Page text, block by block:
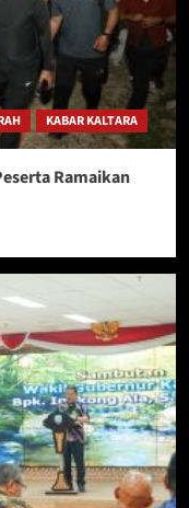
KABAR KALTARA
Ramaikan